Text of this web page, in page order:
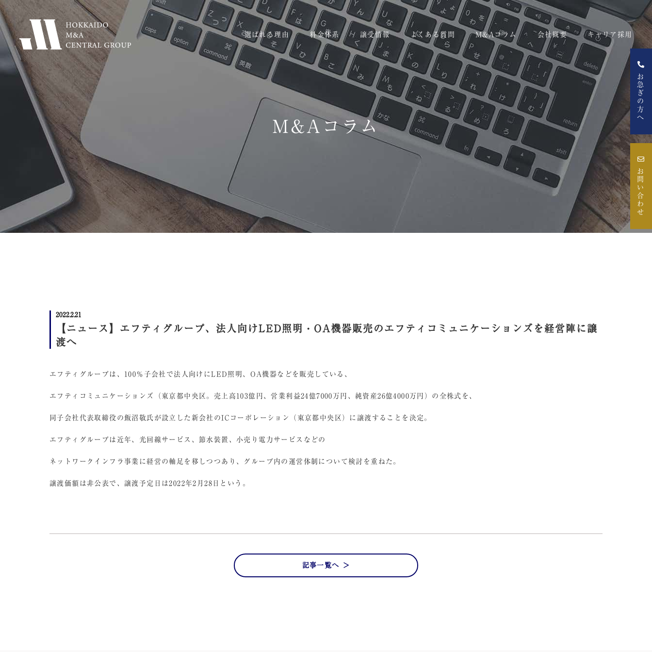
選ばれる理由 料金体系 譲受情報 よくある質問 M&Aコラム 会社概要 キャリア採用
お急ぎの方へ
お問い合わせ
M&Aコラム
2022.2.21
【ニュース】エフティグループ、法人向けLED照明・OA機器販売のエフティコミュニケーションズを経営陣に譲
渡へ
エフティグループは、100％子会社で法人向けにLED照明、OA機器などを販売している、
エフティコミュニケーションズ（東京都中央区。売上高103億円、営業利益24億7000万円、純資産26億4000万円）の全株式を、
同子会社代表取締役の飯沼敬氏が設立した新会社のICコーポレーション（東京都中央区）に譲渡することを決定。
エフティグループは近年、光回線サービス、節水装置、小売り電力サービスなどの
ネットワークインフラ事業に経営の軸足を移しつつあり、グループ内の運営体制について検討を重ねた。
譲渡価額は非公表で、譲渡予定日は2022年2月28日という。
記事一覧へ ＞